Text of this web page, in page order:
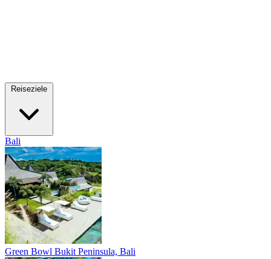
Bali
Green Bowl Bukit Peninsula, Bali